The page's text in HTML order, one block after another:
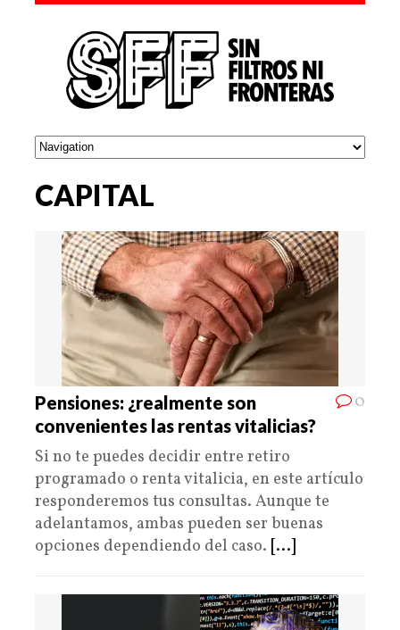
CAPITAL
0
Pensiones: ¿realmente son
convenientes las rentas vitalicias?
Si no te puedes decidir entre retiro
programado o renta vitalicia, en este artículo
responderemos tus consultas. Aunque te
adelantamos, ambas pueden ser buenas
opciones dependiendo del caso. [...]